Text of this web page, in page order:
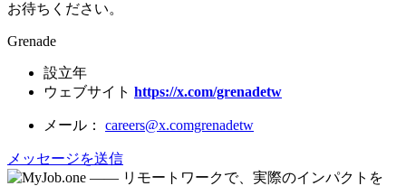
お待ちください。
Grenade
設立年
ウェブサイト https://x.com/grenadetw
メール： careers@x.comgrenadetw
メッセージを送信